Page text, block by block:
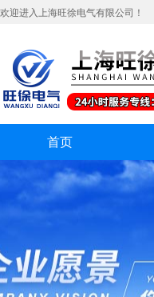
欢迎进入上海旺徐电气有限公司！
首页